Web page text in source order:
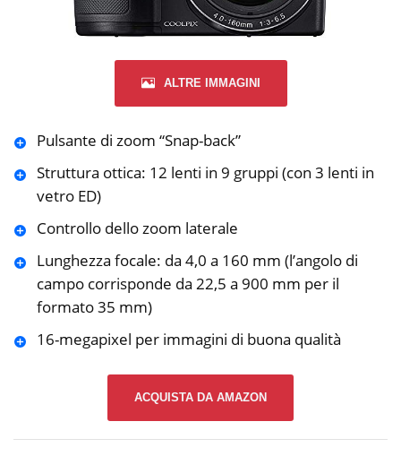
ALTRE IMMAGINI
Pulsante di zoom “Snap-back”
Struttura ottica: 12 lenti in 9 gruppi (con 3 lenti in
vetro ED)
Controllo dello zoom laterale
Lunghezza focale: da 4,0 a 160 mm (l’angolo di
campo corrisponde da 22,5 a 900 mm per il
formato 35 mm)
16-megapixel per immagini di buona qualità
ACQUISTA DA AMAZON